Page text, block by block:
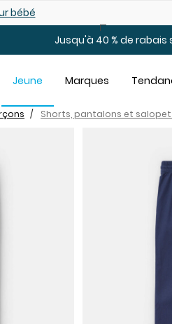
bébé
Jusqu'à 40 % de
Jeune Marques
Shorts, pantalons et